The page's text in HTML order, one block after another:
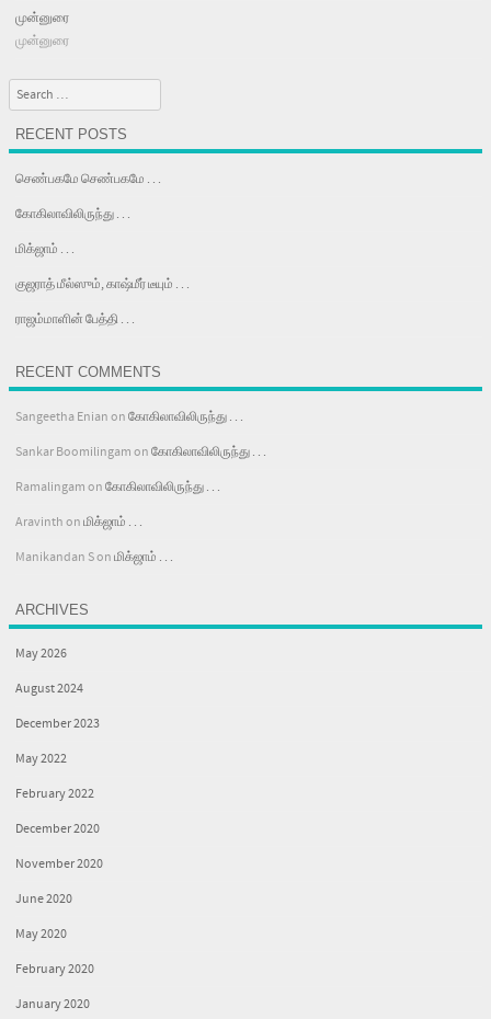
முன்னுரை
முன்னுரை
Search
RECENT POSTS
செண்பகமே செண்பகமே . . .
கோகிலாவிலிருந்து . . .
மிக்ஜாம் . . .
குஜராத் மீல்ஸும், காஷ்மீர் டீயும் . . .
ராஜம்மாளின் பேத்தி . . .
RECENT COMMENTS
Sangeetha Enian on கோகிலாவிலிருந்து . . .
Sankar Boomilingam on கோகிலாவிலிருந்து . . .
Ramalingam on கோகிலாவிலிருந்து . . .
Aravinth on மிக்ஜாம் . . .
Manikandan Son மிக்ஜாம் . . .
ARCHIVES
May 2026
August 2024
December 2023
May 2022
February 2022
December 2020
November 2020
June 2020
May 2020
February 2020
January 2020